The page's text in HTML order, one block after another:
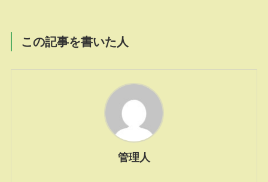
この記事を書いた人
管理人